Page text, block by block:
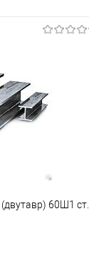
Сравнение
Под заказ
60Ш1 ст.